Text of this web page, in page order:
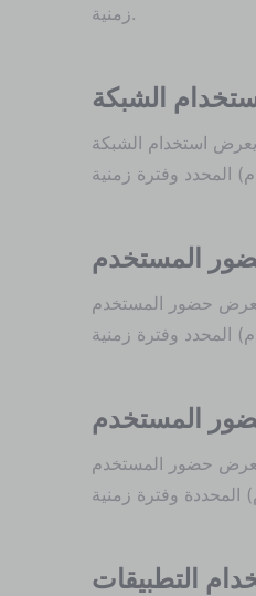
زمنية.
الشبكة
استخدام الشبكة
المستخدم
حضور المستخدم
المستخدم
حضور المستخدم
التطبيقات